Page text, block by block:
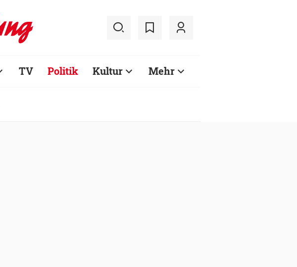
TV Politik Kultur Mehr